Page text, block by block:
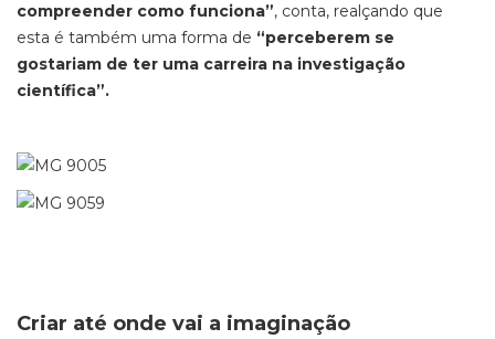
compreender como funciona”, conta, realçando que
esta é também uma forma de “perceberem se
gostariam de ter uma carreira na investigação
científica”.
Criar até onde vai a imaginação